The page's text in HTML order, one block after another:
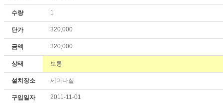
수량 1
단가 320,000
금액 320,000
상태 보통
설치장소 세미나실
구입일자 2011-11-01